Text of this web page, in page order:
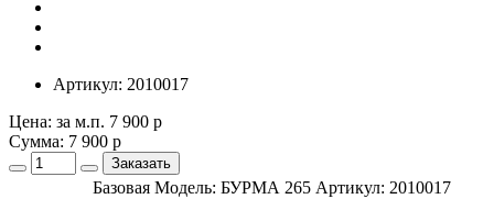
Артикул: 2010017
Цена: за м.п. 7 900 р
Сумма: 7 900 р
Заказать
Базовая Модель: БУРМА 265 Артикул: 2010017